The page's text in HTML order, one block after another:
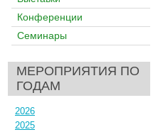
Конференции
Семинары
МЕРОПРИЯТИЯ ПО
ГОДАМ
2026
2025